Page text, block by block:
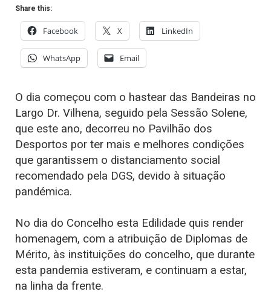
Share this:
Facebook X LinkedIn
WhatsApp Email
O dia começou com o hastear das Bandeiras no
Largo Dr. Vilhena, seguido pela Sessão Solene,
que este ano, decorreu no Pavilhão dos
Desportos por ter mais e melhores condições
que garantissem o distanciamento social
recomendado pela DGS, devido à situação
pandémica.
No dia do Concelho esta Edilidade quis render
homenagem, com a atribuição de Diplomas de
Mérito, às instituições do concelho, que durante
esta pandemia estiveram, e continuam a estar,
na linha da frente.